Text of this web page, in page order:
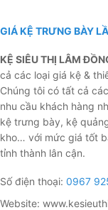
GIÁ KỆ TRƯNG BÀY
KỆ SIÊU THỊ LÂM
cả các loại giá kệ &
Chúng tôi có tất cả
nhu cầu khách hàng
kệ trưng bày, kệ
kho… với mức giá tốt
tỉnh thành lân cận.
Số điện thoại: 0967
Website: